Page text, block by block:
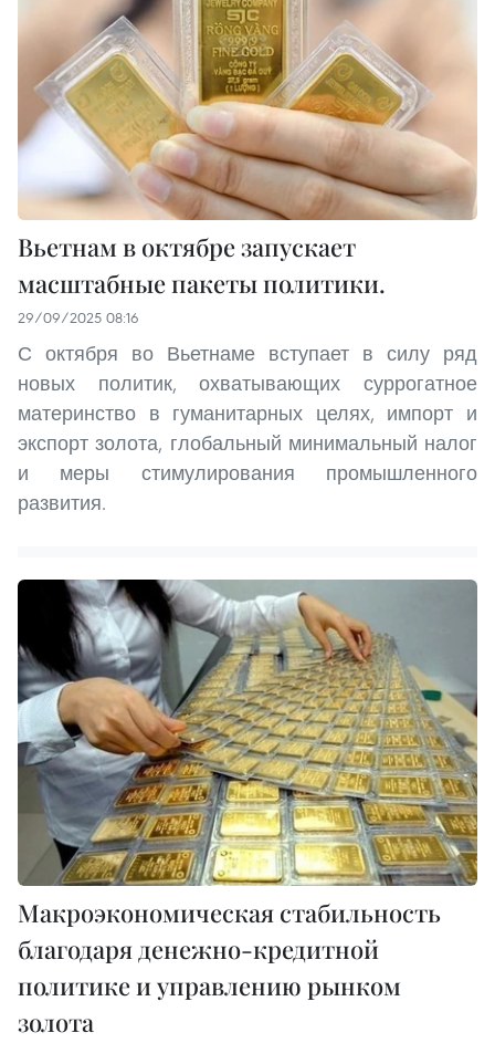
Вьетнам в октябре запускает
масштабные пакеты политики.
29/09/2025 08:16
С октября во Вьетнаме вступает в силу ряд
новых политик, охватывающих суррогатное
материнство в гуманитарных целях, импорт и
экспорт золота, глобальный минимальный налог
и меры стимулирования промышленного
развития.
Макроэкономическая стабильность
благодаря денежно-кредитной
политике и управлению рынком
золота